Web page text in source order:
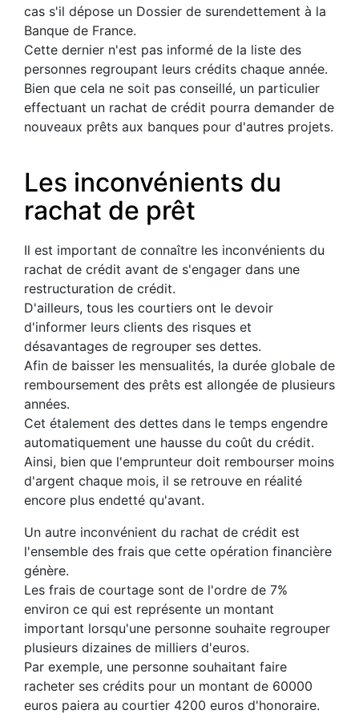
cas s'il dépose un Dossier de surendettement à la
Banque de France.
Cette dernier n'est pas informé de la liste des
personnes regroupant leurs crédits chaque année.
Bien que cela ne soit pas conseillé, un particulier
effectuant un rachat de crédit pourra demander de
nouveaux prêts aux banques pour d'autres projets.
Les inconvénients du
rachat de prêt
Il est important de connaître les inconvénients du
rachat de crédit avant de s'engager dans une
restructuration de crédit.
D'ailleurs, tous les courtiers ont le devoir
d'informer leurs clients des risques et
désavantages de regrouper ses dettes.
Afin de baisser les mensualités, la durée globale de
remboursement des prêts est allongée de plusieurs
années.
Cet étalement des dettes dans le temps engendre
automatiquement une hausse du coût du crédit.
Ainsi, bien que l'emprunteur doit rembourser moins
d'argent chaque mois, il se retrouve en réalité
encore plus endetté qu'avant.
Un autre inconvénient du rachat de crédit est
l'ensemble des frais que cette opération financière
génère.
Les frais de courtage sont de l'ordre de 7%
environ ce qui est représente un montant
important lorsqu'une personne souhaite regrouper
plusieurs dizaines de milliers d'euros.
Par exemple, une personne souhaitant faire
racheter ses crédits pour un montant de 60000
euros paiera au courtier 4200 euros d'honoraire.